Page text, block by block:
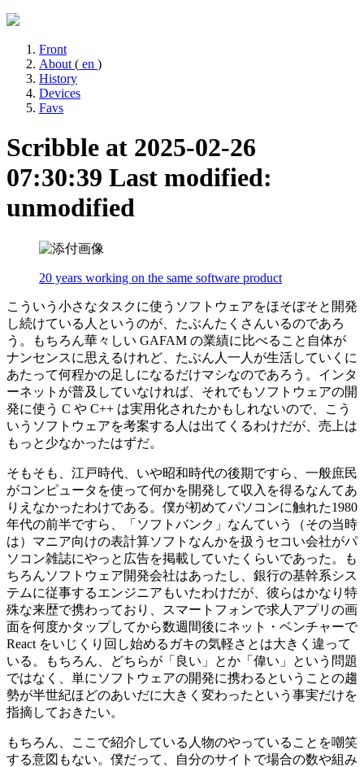
Front
About ( en )
History
Devices
Favs
Scribble at 2025-02-26
07:30:39 Last modified:
unmodified
20 years working on the same software product
こういう小さなタスクに使うソフトウェアをほそぼそと開発
し続けている人というのが、たぶんたくさんいるのであろ
う。もちろん華々しい GAFAM の業績に比べること自体が
ナンセンスに思えるけれど、たぶん人一人が生活していくに
あたって何程かの足しになるだけマシなのであろう。インタ
ーネットが普及していなければ、それでもソフトウェアの開
発に使う C や C++ は実用化されたかもしれないので、こう
いうソフトウェアを考案する人は出てくるわけだが、売上は
もっと少なかったはずだ。
そもそも、江戸時代、いや昭和時代の後期ですら、一般庶民
がコンピュータを使って何かを開発して収入を得るなんてあ
りえなかったわけである。僕が初めてパソコンに触れた1980
年代の前半ですら、「ソフトバンク」なんていう（その当時
は）マニア向けの表計算ソフトなんかを扱うセコい会社がパ
ソコン雑誌にやっと広告を掲載していたくらいであった。も
ちろんソフトウェア開発会社はあったし、銀行の基幹系シス
テムに従事するエンジニアもいたわけだが、彼らはかなり特
殊な来歴で携わっており、スマートフォンで求人アプリの画
面を何度かタップしてから数週間後にネット・ベンチャーで
React をいじくり回し始めるガキの気軽さとは大きく違って
いる。もちろん、どちらが「良い」とか「偉い」という問題
ではなく、単にソフトウェアの開発に携わるということの趨
勢が半世紀ほどのあいだに大きく変わったという事実だけを
指摘しておきたい。
もちろん、ここで紹介している人物のやっていることを嘲笑
する意図もない。僕だって、自分のサイトで場合の数や組み